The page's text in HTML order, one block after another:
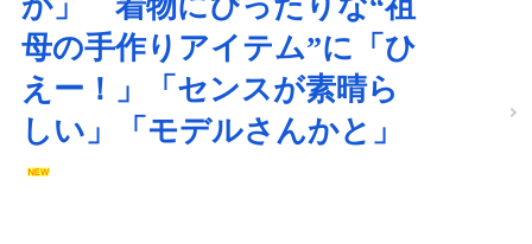
母の手作りアイテム”に「ひ
えー！」「センスが素晴ら
しい」「モデルさんかと」